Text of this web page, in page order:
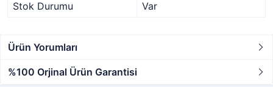
Stok Durumu
Var
Ürün Yorumları
%100 Orjinal Ürün Garantisi